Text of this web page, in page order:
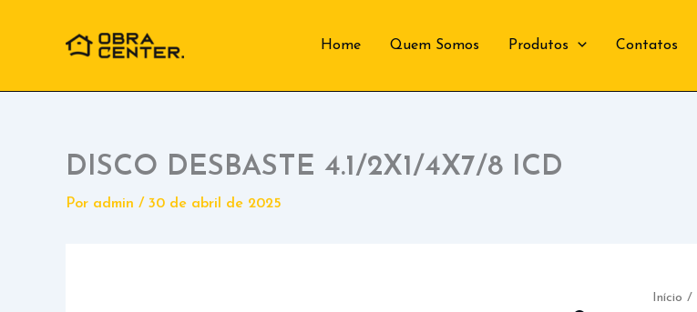
Home Quem Somos Produtos Contatos
DISCO DESBASTE 4.1/2X1/4X7/8 ICD
Por admin / 30 de abril de 2025
Início /